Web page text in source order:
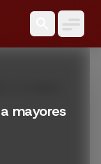
mayores
10 SOBRES